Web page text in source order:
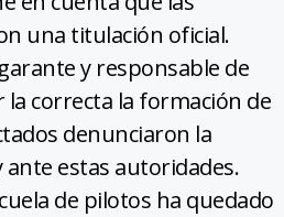
una titulación oficial.
y responsable de
correcta la formación de
denunciaron la
ante estas autoridades.
de pilotos ha quedado